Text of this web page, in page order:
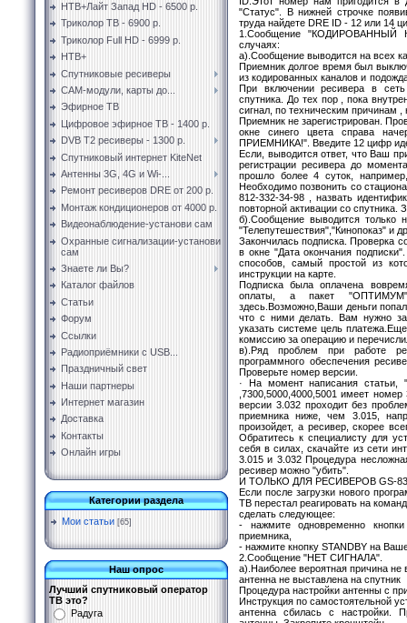
НТВ+Лайт Запад HD - 6500 р.
Триколор ТВ - 6900 р.
Триколор Full HD - 6999 р.
НТВ+
Спутниковые ресиверы
CAM-модули, карты до...
Эфирное ТВ
Цифровое эфирное ТВ - 1400 р.
DVB T2 ресиверы - 1300 р.
Спутниковый интернет KiteNet
Антенны 3G, 4G и Wi-...
Ремонт ресиверов DRE от 200 р.
Монтаж кондиционеров от 4000 р.
Видеонаблюдение-установи сам
Охранные сигнализации-установи
сам
Знаете ли Вы?
Каталог файлов
Статьи
Форум
Ссылки
Радиоприёмники с USB...
Праздничный свет
Наши партнеры
Интернет магазин
Доставка
Контакты
Онлайн игры
Категории раздела
Мои статьи [65]
Наш опрос
Лучший спутниковый оператор
ТВ это?
Радуга
"Статус". В нижней строчке
труда найдете DRE ID - 12 или 14
1.Сообщение "КОДИРОВАННЫЙ
случаях:
а).Сообщение выводится на всех
Приемник долгое время был
из кодированных каналов и
При включении ресивера в
спутника. До тех пор , пока
сигнал, по техническим причинам
Приемник не зарегистрирован.
окне синего цвета справа
ПРИЕМНИКА!". Введите 12 цифр
Если, выводится ответ, что Ваш
регистрации ресивера до
прошло более 4 суток,
Необходимо позвонить со
812-332-34-98 , назвать
повторной активации со спутника.
б).Сообщение выводится только
"Телепутешествия","Кинопоказ" и
Закончилась подписка. Проверка
в окне "Дата окончания
способов, самый простой из
инструкции на карте.
Подписка была оплачена
оплаты, а пакет
здесь.Возможно,Ваши деньги
что с ними делать. Вам нужно
указать системе цель
комиссию за операцию и
в).Ряд проблем при работе
программного обеспечения
Проверьте номер версии.
· На момент написания статьи,
,7300,5000,4000,5001 имеет
версии 3.032 проходит без
приемника ниже, чем 3.015,
произойдет, а ресивер, скорее
Обратитесь к специалисту для
себя в силах, скачайте из сети
3.015 и 3.032 Процедура
ресивер можно "убить".
И ТОЛЬКО ДЛЯ РЕСИВЕРОВ GS-
Если после загрузки нового
ТВ перестал реагировать на
сделать следующее:
- нажмите одновременно
приемника,
- нажмите кнопку STANDBY на
2.Сообщение "НЕТ СИГНАЛА".
а).Наиболее вероятная причина не
антенна не выставлена на спутник
Процедура настройки антенны с
Инструкция по самостоятельной
антенна сбилась с настройки.